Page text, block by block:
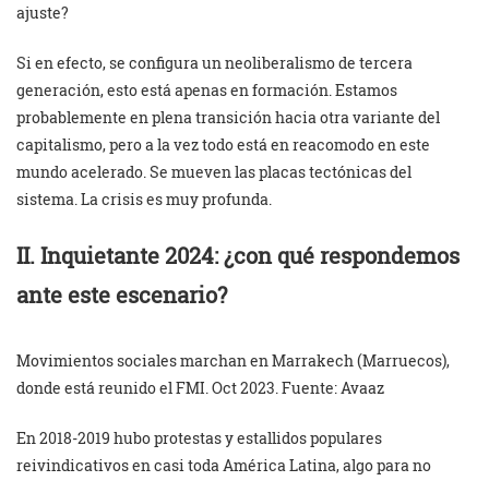
ajuste?
Si en efecto, se configura un neoliberalismo de tercera
generación, esto está apenas en formación. Estamos
probablemente en plena transición hacia otra variante del
capitalismo, pero a la vez todo está en reacomodo en este
mundo acelerado. Se mueven las placas tectónicas del
sistema. La crisis es muy profunda.
II. Inquietante 2024: ¿con qué respondemos
ante este escenario?
Movimientos sociales marchan en Marrakech (Marruecos),
donde está reunido el FMI. Oct 2023. Fuente: Avaaz
En 2018-2019 hubo protestas y estallidos populares
reivindicativos en casi toda América Latina, algo para no